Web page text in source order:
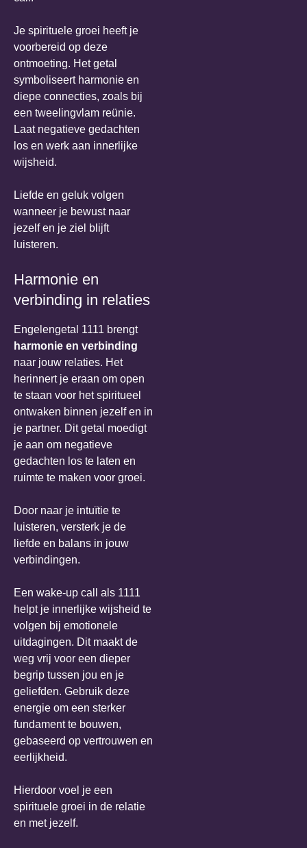
Je spirituele groei heeft je
voorbereid op deze
ontmoeting. Het getal
symboliseert harmonie en
diepe connecties, zoals bij
een tweelingvlam reünie.
Laat negatieve gedachten
los en werk aan innerlijke
wijsheid.
Liefde en geluk volgen
wanneer je bewust naar
jezelf en je ziel blijft
luisteren.
Harmonie en
verbinding in relaties
Engelengetal 1111 brengt
harmonie en verbinding
naar jouw relaties. Het
herinnert je eraan om open
te staan voor het spiritueel
ontwaken binnen jezelf en in
je partner. Dit getal moedigt
je aan om negatieve
gedachten los te laten en
ruimte te maken voor groei.
Door naar je intuïtie te
luisteren, versterk je de
liefde en balans in jouw
verbindingen.
Een wake-up call als 1111
helpt je innerlijke wijsheid te
volgen bij emotionele
uitdagingen. Dit maakt de
weg vrij voor een dieper
begrip tussen jou en je
geliefden. Gebruik deze
energie om een sterker
fundament te bouwen,
gebaseerd op vertrouwen en
eerlijkheid.
Hierdoor voel je een
spirituele groei in de relatie
en met jezelf.